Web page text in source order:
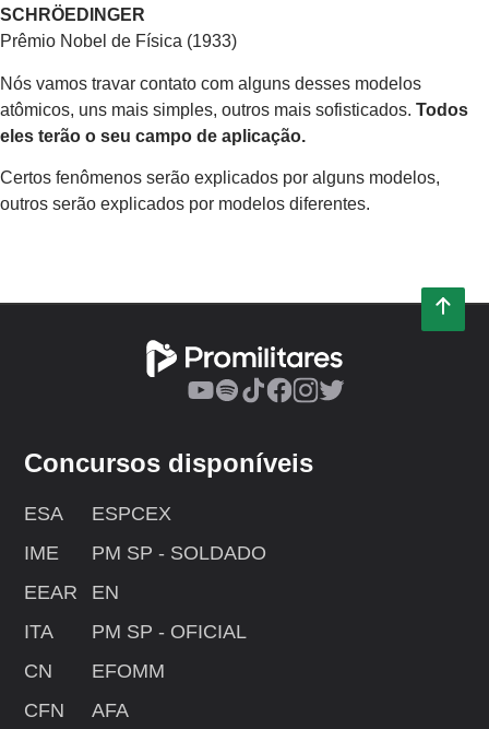
SCHRÖEDINGER
Prêmio Nobel de Física (1933)
Nós vamos travar contato com alguns desses modelos
atômicos, uns mais simples, outros mais sofisticados. Todos
eles terão o seu campo de aplicação.
Certos fenômenos serão explicados por alguns modelos,
outros serão explicados por modelos diferentes.
Concursos disponíveis
ESA
IME
EEAR
ITA
CN
CFN
ESPCEX
PM SP - SOLDADO
EN
PM SP - OFICIAL
EFOMM
AFA